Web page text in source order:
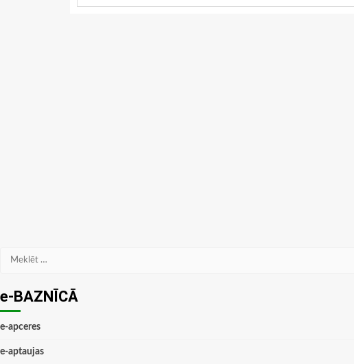
Meklēt:
e-BAZNĪCĀ
e-apceres
e-aptaujas